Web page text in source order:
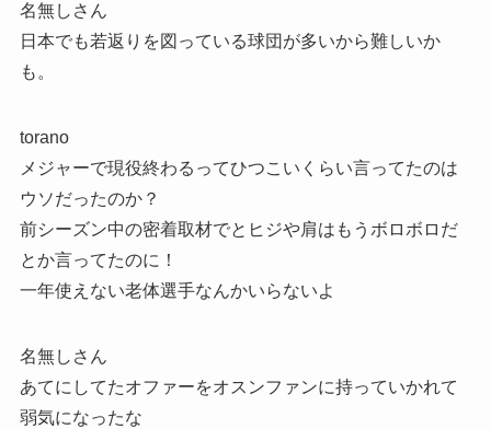
名無しさん
日本でも若返りを図っている球団が多いから難しいか
も。
torano
メジャーで現役終わるってひつこいくらい言ってたのは
ウソだったのか？
前シーズン中の密着取材でとヒジや肩はもうボロボロだ
とか言ってたのに！
一年使えない老体選手なんかいらないよ
名無しさん
あてにしてたオファーをオスンファンに持っていかれて
弱気になったな